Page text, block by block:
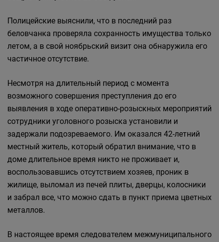
Полицейские выяснили, что в последний раз
беловчанка проверяла сохранность имущества только
летом, а в свой ноябрьский визит она обнаружила его
частичное отсутствие.
Несмотря на длительный период с момента
возможного совершения преступления до его
выявления в ходе оперативно-розыскных мероприятий
сотрудники уголовного розыска установили и
задержали подозреваемого. Им оказался 42-летний
местный житель, который обратил внимание, что в
доме длительное время никто не проживает и,
воспользовавшись отсутствием хозяев, проник в
жилище, выломал из печей плиты, дверцы, колосники
и забрал все, что можно сдать в пункт приема цветных
металлов.
В настоящее время следователем межмуниципального